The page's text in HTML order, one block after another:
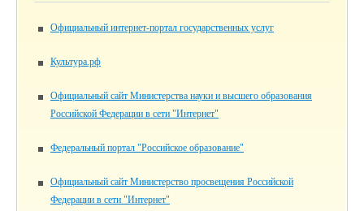
Официальный интернет-портал государственных услуг
Культура.рф
Официальный сайт Министерства науки и высшего образования
Российской Федерации в сети "Интернет"
Федеральный портал "Российское образование"
Официальный сайт Министерство просвещения Российской
Федерации в сети "Интернет"